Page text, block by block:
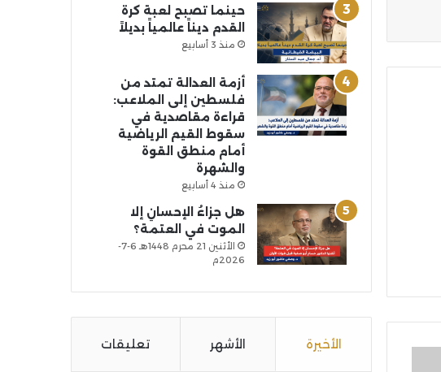
حينما تصبح لعبة كرة
القدم ديناً عالمياً بديلاً
منذ 3 أسابيع
أزمة العدالة تمتد من
فلسطين إلى الملاعب:
قراءة مقاصدية في
سقوط القيم الرياضية
أمام منطق القوة
والشهرة
منذ 4 أسابيع
هل جزاءُ الإحسانِ إلا
الموت في العتمة؟
الأثنين 21 محرم 1448هـ 6-7-
2026م
الأخيرة الأشهر تعليقات